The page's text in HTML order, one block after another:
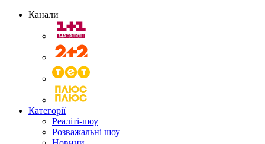
Канали
Категорії
Реаліті-шоу
Розважальні шоу